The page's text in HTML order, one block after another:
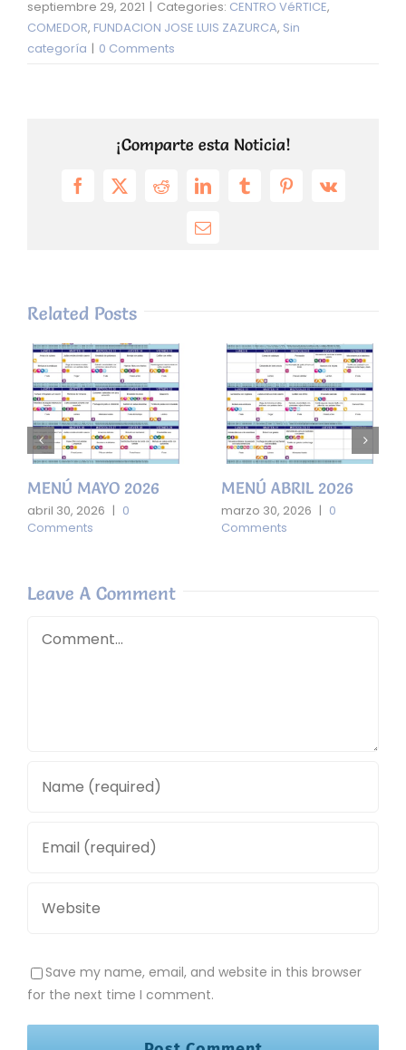
septiembre 29, 2021 | Categories: CENTRO VéRTICE,
COMEDOR, FUNDACION JOSE LUIS ZAZURCA, Sin
categoría | 0 Comments
¡Comparte esta Noticia!
Facebook
X RedditLinkedInTumblrPinterest
Vk
Email
Related Posts
MENÚ MAYO 2026
abril 30, 2026 | 0
Comments
MENÚ ABRIL 2026
marzo 30, 2026 | 0
Comments
Leave A Comment
Save my name, email, and website in this browser
for the next time I comment.